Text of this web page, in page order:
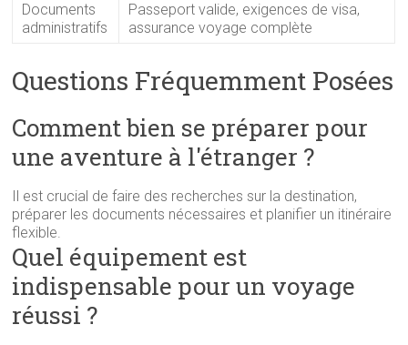
Documents
administratifs
Passeport valide, exigences de visa,
assurance voyage complète
Questions Fréquemment Posées
Comment bien se préparer pour
une aventure à l'étranger ?
Il est crucial de faire des recherches sur la destination,
préparer les documents nécessaires et planifier un itinéraire
flexible.
Quel équipement est
indispensable pour un voyage
réussi ?